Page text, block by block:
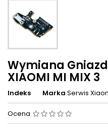
Wymiana
XIAOMI MI MIX 3
Indeks Marka Serwis
Ocena